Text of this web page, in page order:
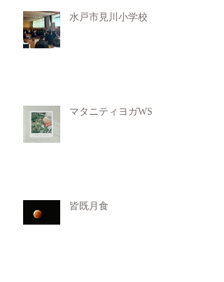
水戸市見川小学校
マタニティヨガWS
皆既月食